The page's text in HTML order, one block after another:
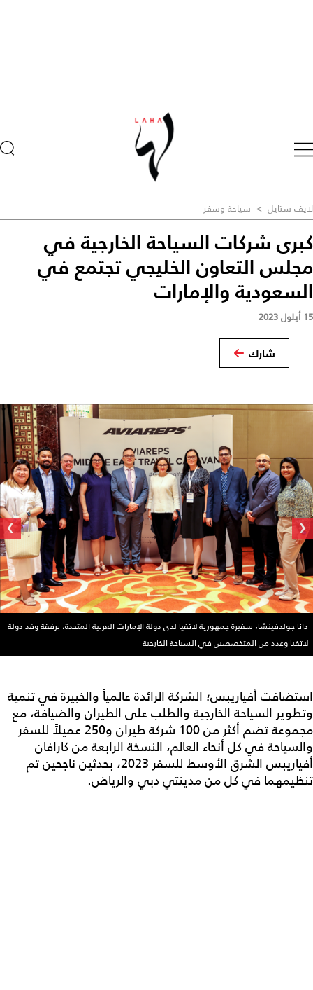
لايف ستايل > سياحة وسفر
كبرى شركات السياحة الخارجية في
مجلس التعاون الخليجي تجتمع في
السعودية والإمارات
15 أيلول 2023
شارك
دانا جولدفينشا، سفيرة جمهورية لاتفيا لدى دولة الإمارات العربية المتحدة، برفقة وفد دولة
لاتفيا وعدد من المتخصصين في السياحة الخارجية
‹
›
استضافت أفياريبس؛ الشركة الرائدة عالمياً والخبيرة في تنمية
وتطوير السياحة الخارجية والطلب على الطيران والضيافة، مع
مجموعة تضم أكثر من 100 شركة طيران و250 عميلاً للسفر
والسياحة في كل أنحاء العالم، النسخة الرابعة من كارافان
أفياريبس الشرق الأوسط للسفر 2023، بحدثين ناجحين تم
تنظيمهما في كل من مدينتَي دبي والرياض.